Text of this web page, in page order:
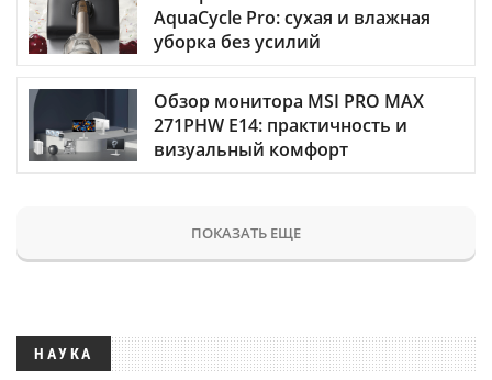
AquaCycle Pro: сухая и влажная
уборка без усилий
Обзор монитора MSI PRO MAX
271PHW E14: практичность и
визуальный комфорт
ПОКАЗАТЬ ЕЩЕ
НАУКА